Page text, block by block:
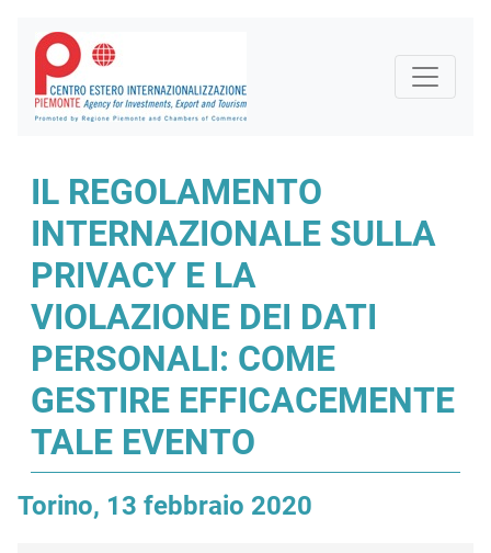
IL REGOLAMENTO
INTERNAZIONALE SULLA
PRIVACY E LA
VIOLAZIONE DEI DATI
PERSONALI: COME
GESTIRE EFFICACEMENTE
TALE EVENTO
Torino, 13 febbraio 2020